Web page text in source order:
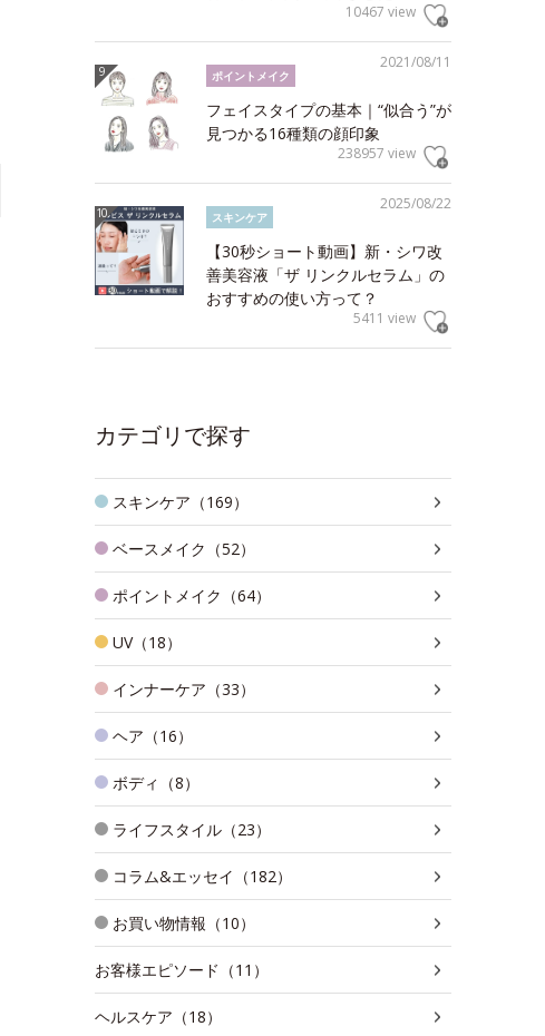
10467 view
2021/08/11
ポイントメイク
フェイスタイプの基本｜“似合う”が
見つかる16種類の顔印象
238957 view
2025/08/22
スキンケア
【30秒ショート動画】新・シワ改
善美容液「ザ リンクルセラム」の
おすすめの使い方って？
5411 view
カテゴリで探す
スキンケア（169）
ベースメイク（52）
ポイントメイク（64）
UV（18）
インナーケア（33）
ヘア（16）
ボディ（8）
ライフスタイル（23）
コラム&エッセイ（182）
お買い物情報（10）
お客様エピソード（11）
ヘルスケア（18）